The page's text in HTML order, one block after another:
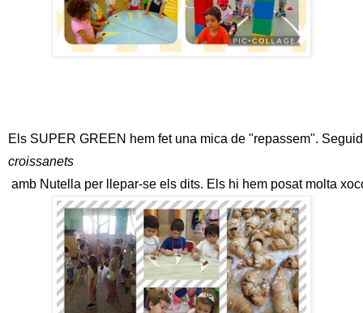
Els SUPER GREEN hem fet una mica de "repassem".
croissanets
amb Nutella per llepar-se els dits. Els hi hem posat molta